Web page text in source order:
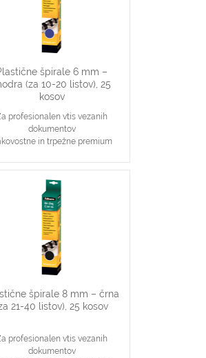
špirale na 21 lukenj, ki veže
do 20 listov
špirale 6 mm –
(za 10-20 listov), 25
kosov
profesionalen vtis vezanih
dokumentov
in trpežne premium
ekonomičen in
našin vezave dokumentov
špirale primerne za vezavo 2-
20 stranskih dokumentov
za katerikoli aparat za
špirale na 21 lukenj, ki veže
do 20 listov
špirale 8 mm – črna
21-40 listov), 25 kosov
profesionalen vtis vezanih
dokumentov